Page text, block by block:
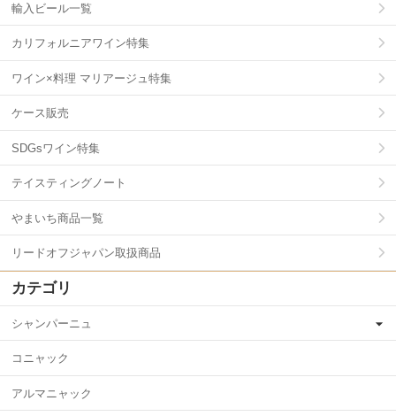
輸入ビール一覧
カリフォルニアワイン特集
ワイン×料理 マリアージュ特集
ケース販売
SDGsワイン特集
テイスティングノート
やまいち商品一覧
リードオフジャパン取扱商品
カテゴリ
シャンパーニュ
コニャック
アルマニャック